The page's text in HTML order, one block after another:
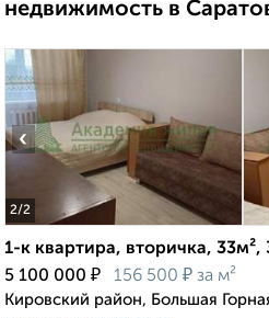
недвижимость в
2/2
‹
1-к квартира, вторичка, 33м²,
5 100 000 ₽ 156 500 ₽ за м²
Кировский район, Большая